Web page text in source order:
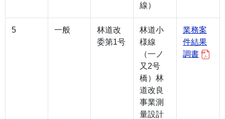
線）
5 一般
林道改
委第1号
林道小
様線
（一ノ
又2号
橋）林
道改良
事業測
量設計
業務案
件結果
調書